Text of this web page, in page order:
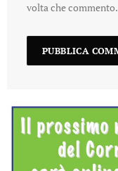
volta che commento.